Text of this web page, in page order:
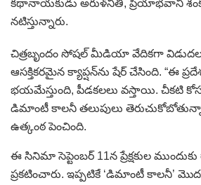
కథానాయకుడు అరుళ్‌నితి, ప్రియాభవానీ
నటిస్తున్నారు.
చిత్రబృందం సోషల్ మీడియా వేదికగా విడుదల
ఆసక్తికరమైన క్యాప్షన్‌ను షేర్ చేసింది. “ఈ
భయమేస్తుంది, పీడకలలు వస్తాయి. చీకటి
డిమాంటీ కాలనీ తలుపులు
ఉత్కంఠ పెంచింది.
ఈ సినిమా సెప్టెంబర్ 11న ప్రేక్షకుల
ప్రకటించారు. ఇప్పటికే ‘డిమాంటీ కాలనీ’